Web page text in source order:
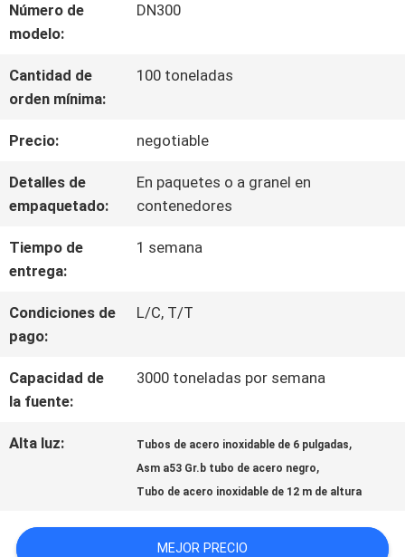
POR
FÁBRICA
CONTROL
DE
CALIDAD
CONTACTA
NOSOTROS
SOLICITAR
Número de
modelo:
DN300
Cantidad de
orden mínima:
100 toneladas
Precio: negotiable
Detalles de
empaquetado:
En paquetes o a granel en
contenedores
Tiempo de
entrega:
1 semana
Condiciones de
pago:
L/C, T/T
Capacidad de
la fuente:
3000 toneladas por semana
Alta luz: Tubos de acero inoxidable de 6 pulgadas,
Asm a53 Gr.b tubo de acero negro,
Tubo de acero inoxidable de 12 m de altura
MEJOR PRECIO